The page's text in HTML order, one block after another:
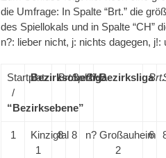
die Umfrage: In Spalte “Brt.” die
des Spiellokals und in Spalte “CH”
n?: lieber nicht, j: nichts dagegen,
Startplatz
/
“Bezirksebene”
Bezirksoberliga
Brt.Spllkl.
CHBezirksligaBrt.
1
Kinzigtal
1
8 8 n? Großauheim
2
6